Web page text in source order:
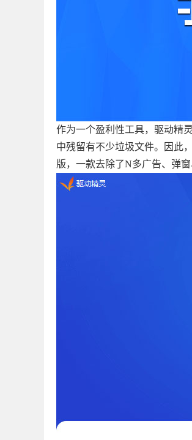
作为一个盈利性工具，驱动精
中残留有不少垃圾文件。因此
版，一款去除了N多广告、弹